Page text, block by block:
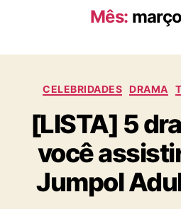
A
N
R
A
Mês:
C
t
e
g
o
i
CELEBRIDADES DRAMA
[LISTA] 5
você
Jumpol